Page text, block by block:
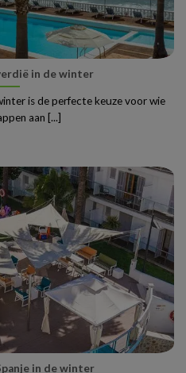
in de winter
is de perfecte keuze voor wie
aan [...]
in de winter